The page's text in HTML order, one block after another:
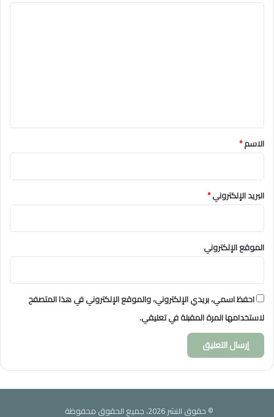
*
الاسم*
البريد الإلكتروني*
الموقع الإلكتروني
احفظ اسمي، بريدي الإلكتروني، والموقع الإلكتروني في هذا المتصفح
لاستخدامها المرة المقبلة في تعليقي.
© حقوق النشر 2026، جميع الحقوق محفوظة